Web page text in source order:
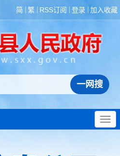
简 繁 RSS订阅 登录 加入收藏